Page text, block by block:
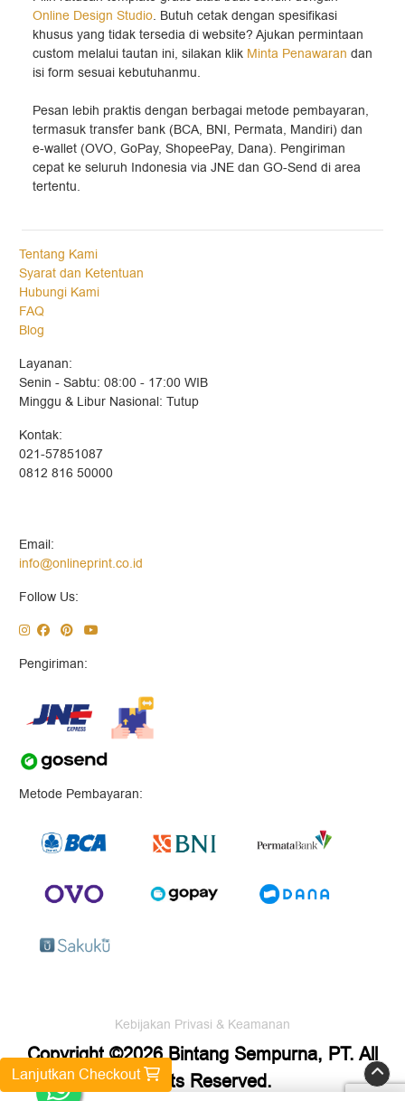
Lanjutkan Checkout
Online Design Studio. Butuh cetak dengan spesifikasi
khusus yang tidak tersedia di website? Ajukan permintaan
custom melalui tautan ini, silakan klik Minta Penawaran dan
isi form sesuai kebutuhanmu.
Pesan lebih praktis dengan berbagai metode pembayaran,
termasuk transfer bank (BCA, BNI, Permata, Mandiri) dan
e-wallet (OVO, GoPay, ShopeePay, Dana). Pengiriman
cepat ke seluruh Indonesia via JNE dan GO-Send di area
tertentu.
Tentang Kami
Syarat dan Ketentuan
Hubungi Kami
FAQ
Blog
Layanan:
Senin - Sabtu: 08:00 - 17:00 WIB
Minggu & Libur Nasional: Tutup
Kontak:
021-57851087
0812 816 50000
Email:
info@onlineprint.co.id
Follow Us:
Pengiriman:
Metode Pembayaran:
Kebijakan Privasi & Keamanan
Copyright ©2026 Bintang Sempurna, PT. All
Rights Reserved.